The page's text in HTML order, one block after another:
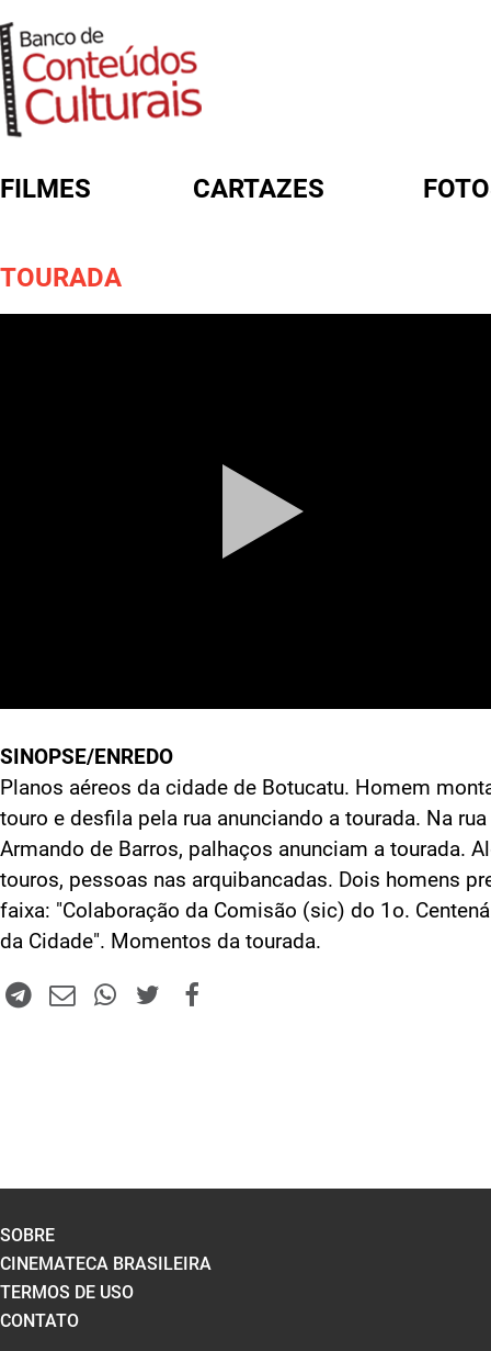
FILMES CARTAZES
TOURADA
SINOPSE/ENREDO
Planos aéreos da cidade de Botucatu. Homem
touro e desfila pela rua anunciando a tourada. Na rua
Armando de Barros, palhaços anunciam a tourada.
touros, pessoas nas arquibancadas. Dois homens
faixa: "Colaboração da Comisão (sic) do 1o.
da Cidade". Momentos da tourada.
SOBRE
CINEMATECA BRASILEIRA
TERMOS DE USO
CONTATO